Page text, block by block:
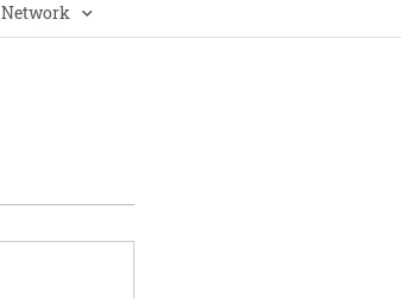
Network